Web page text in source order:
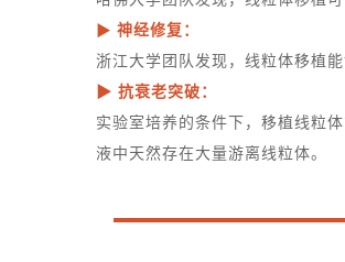
▶ 神经修复：
浙江大学团队发现，线粒体移植
▶ 抗衰老突破：
实验室培养的条件下，移植线粒
液中天然存在大量游离线粒体。